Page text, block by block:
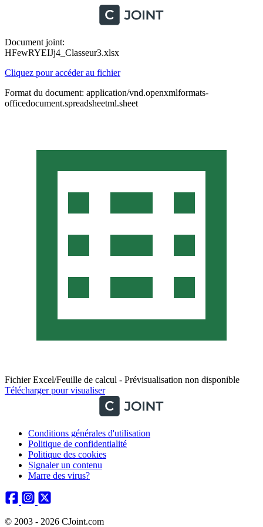
Document joint:
HFewRYEIJj4_Classeur3.xlsx
Cliquez pour accéder au fichier
Format du document: application/vnd.openxmlformats-
officedocument.spreadsheetml.sheet
Fichier Excel/Feuille de calcul - Prévisualisation non disponible
Télécharger pour visualiser
Conditions générales d'utilisation
Politique de confidentialité
Politique des cookies
Signaler un contenu
Marre des virus?
© 2003 - 2026 CJoint.com